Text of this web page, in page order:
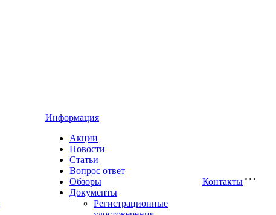
Информация
Акции
Новости
Статьи
Вопрос ответ
Обзоры
Документы
Регистрационные
Контакты